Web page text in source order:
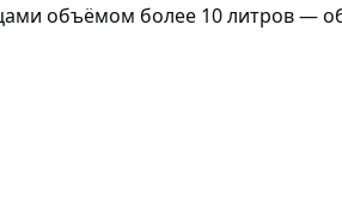
объёмом более 10 литров —